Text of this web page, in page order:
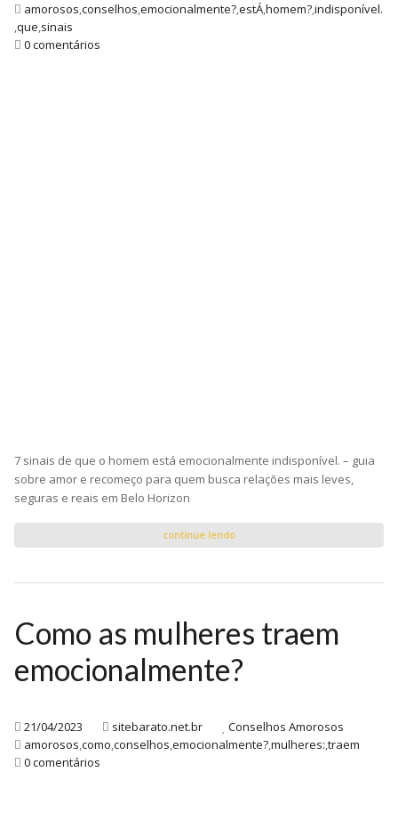
amorosos,conselhos,emocionalmente?,estÁ,homem?,indisponível.
,que,sinais
0 comentários
7 sinais de que o homem está emocionalmente indisponível. – guia
sobre amor e recomeço para quem busca relações mais leves,
seguras e reais em Belo Horizon
continue lendo
Como as mulheres traem
emocionalmente?
21/04/2023 sitebarato.net.br
Conselhos Amorosos
amorosos,como,conselhos,emocionalmente?,mulheres:,traem
0 comentários